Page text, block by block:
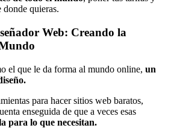
donde quieras.
Web: Creando la
el que le da forma al mundo online, un
para hacer sitios web baratos,
enseguida de que a veces esas
para lo que necesitan.